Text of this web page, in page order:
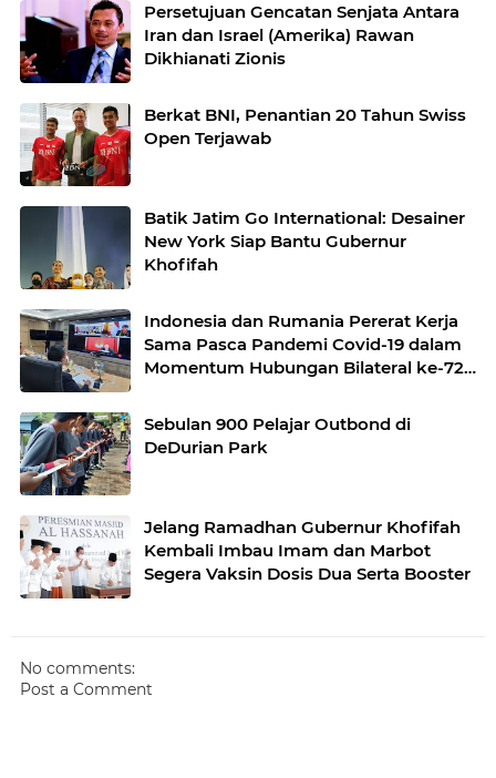
Persetujuan Gencatan Senjata Antara
Iran dan Israel (Amerika) Rawan
Dikhianati Zionis
Berkat BNI, Penantian 20 Tahun Swiss
Open Terjawab
Batik Jatim Go International: Desainer
New York Siap Bantu Gubernur
Khofifah
Indonesia dan Rumania Pererat Kerja
Sama Pasca Pandemi Covid-19 dalam
Momentum Hubungan Bilateral ke-72
Sebulan 900 Pelajar Outbond di
DeDurian Park
Jelang Ramadhan Gubernur Khofifah
Kembali Imbau Imam dan Marbot
Segera Vaksin Dosis Dua Serta Booster
No comments:
Post a Comment